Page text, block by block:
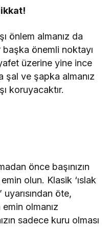
önlem almanız da
önemli noktayı
üzerine yine ince
şal ve şapka almanız
koruyacaktır.
önce başınızın
olun. Klasik ‘ıslak
uyarısından öte,
emin olmanız
sadece kuru olması